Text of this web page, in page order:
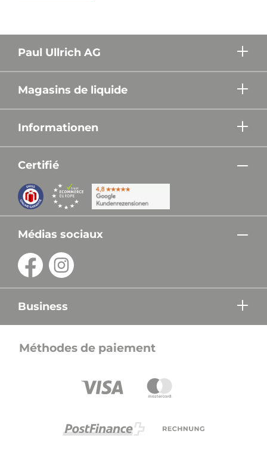
Paul Ullrich AG
Magasins de liquide
Informationen
Certifié
Médias sociaux
Business
Méthodes de paiement